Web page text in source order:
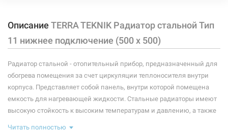
Теплоотдача: 445-595 Вт
Номинальное давление:
Ширина: 500 мм
Глубина: 35 мм
Рабочая среда:
Описание TERRA TEKNIK Радиатор стальной Тип
11 нижнее подключение (500 x 500)
Радиатор стальной - отопительный прибор, предназначенный для
обогрева помещения за счет циркуляции теплоносителя внутри
корпуса. Представляет собой панель, внутри которой помещена
емкость для нагревающей жидкости. Стальные радиаторы имеют
высокую стойкость к высоким температурам и давлению, а также
Читать полностью